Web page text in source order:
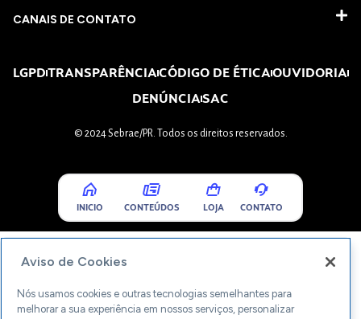
CANAIS DE CONTATO
LGPDTRANSPARÊNCIACÓDIGO DE ÉTICAOUVIDORIA
DENÚNCIASAC
© 2024 Sebrae/PR. Todos os direitos reservados.
INICIO CONTEÚDOS LOJA CONTATO
Aviso de Cookies
Nós usamos cookies e outras tecnologias semelhantes para
melhorar a sua experiência em nossos serviços, personalizar